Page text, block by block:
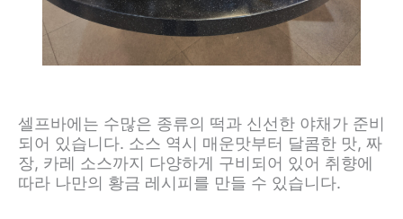
셀프바에는 수많은 종류의 떡과 신선한 야채가 준비
되어 있습니다. 소스 역시 매운맛부터 달콤한 맛, 짜
장, 카레 소스까지 다양하게 구비되어 있어 취향에
따라 나만의 황금 레시피를 만들 수 있습니다.